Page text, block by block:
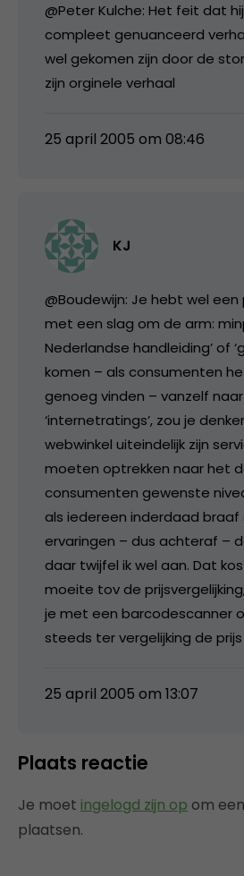
@Peter Kulche: Het feit dat hij
compleet genuanceerd
wel gekomen zijn door de
zijn orginele verhaal
25 april 2005 om 08:46
KJ
@Boudewijn: Je hebt wel een
met een slag om de arm:
Nederlandse handleiding’ of
komen – als consumenten
genoeg vinden – vanzelf
‘internetratings’, zou je
webwinkel uiteindelijk zijn
moeten optrekken naar het
consumenten gewenste
als iedereen inderdaad braaf
ervaringen – dus achteraf –
daar twijfel ik wel aan. Dat
moeite tov de
je met een barcodescanner
steeds ter vergelijking de
25 april 2005 om 13:07
Plaats reactie
Je moet ingelogd zijn op om
plaatsen.